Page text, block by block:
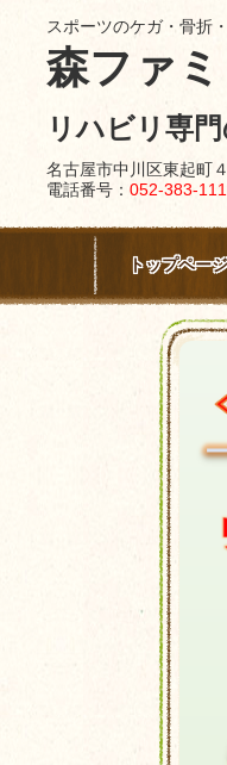
スポーツのケガ・骨折
森ファ
リハビリ専
名古屋市中川区東起町
電話番号： 052-383-
トップページ